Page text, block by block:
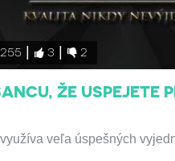
3 2
ŽE USPEJETE
veľa úspešných